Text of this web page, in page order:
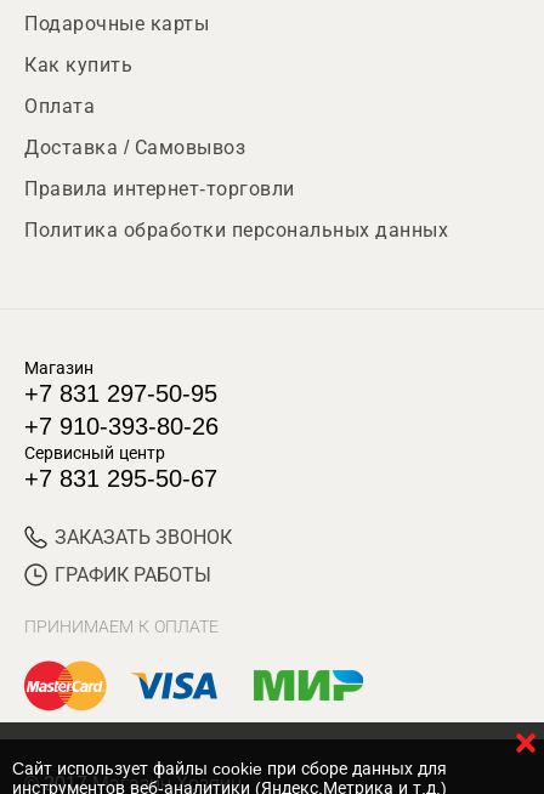
Подарочные карты
Как купить
Оплата
Доставка / Самовывоз
Правила интернет-торговли
Политика обработки персональных данных
Магазин
+7 831 297-50-95
+7 910-393-80-26
Сервисный центр
+7 831 295-50-67
ЗАКАЗАТЬ ЗВОНОК
ГРАФИК РАБОТЫ
ПРИНИМАЕМ К ОПЛАТЕ
© 2017 Магазин Хозяин
Cайт использует файлы cookie при сборе данных для
инструментов веб-аналитики (Яндекс.Метрика и т.д.)